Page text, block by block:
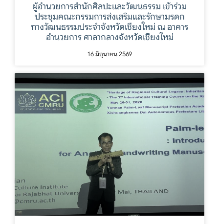
ผู้อำนวยการสำนักศิลปะและวัฒนธรรม เข้าร่วม
ประชุมคณะกรรมการส่งเสริมและรักษามรดก
ทางวัฒนธรรมประจำจังหวัดเชียงใหม่ ณ อาคาร
อำนวยการ ศาลากลางจังหวัดเชียงใหม่
16 มิถุนายน 2569